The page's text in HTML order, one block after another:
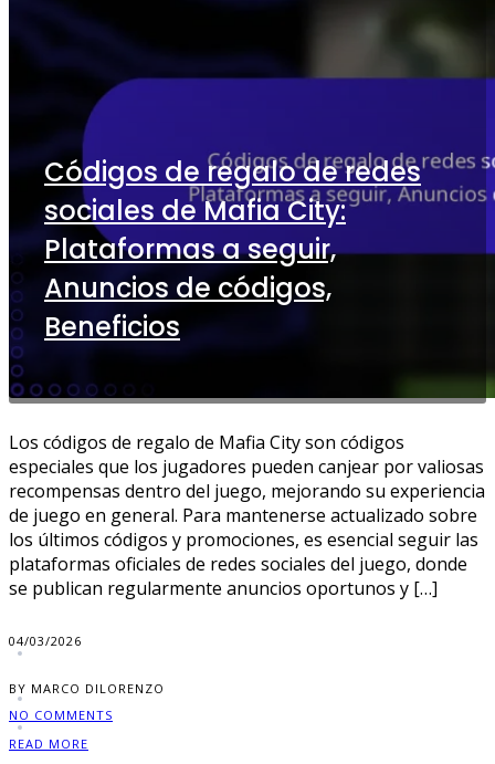
Códigos de regalo de redes
sociales de Mafia City:
Plataformas a seguir,
Anuncios de códigos,
Beneficios
Los códigos de regalo de Mafia City son códigos
especiales que los jugadores pueden canjear por valiosas
recompensas dentro del juego, mejorando su experiencia
de juego en general. Para mantenerse actualizado sobre
los últimos códigos y promociones, es esencial seguir las
plataformas oficiales de redes sociales del juego, donde
se publican regularmente anuncios oportunos y […]
04/03/2026
BY MARCO DILORENZO
NO COMMENTS
READ MORE